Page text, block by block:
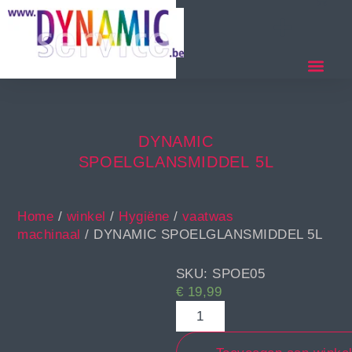
DYNAMIC
SPOELGLANSMIDDEL 5L
Home / winkel / Hygiëne / vaatwas
machinaal / DYNAMIC SPOELGLANSMIDDEL 5L
SKU: SPOE05
€ 19,99